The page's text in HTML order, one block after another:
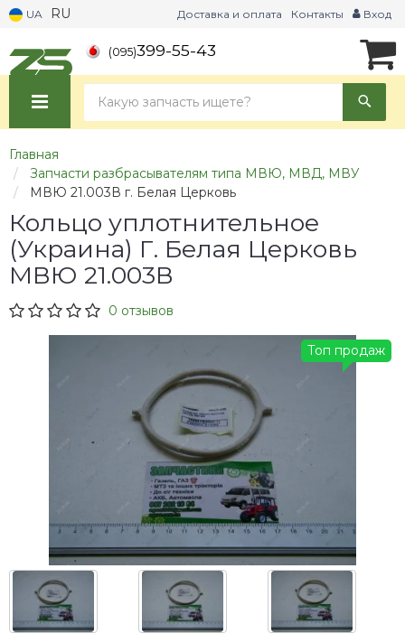
UA RU Доставка и оплата Контакты Вход
(095)399-55-43
Главная
Запчасти разбрасывателям типа МВЮ, МВД, МВУ
МВЮ 21.003В г. Белая Церковь
Кольцо уплотнительное
(Украина) Г. Белая Церковь
МВЮ 21.003В
0 отзывов
Топ продаж